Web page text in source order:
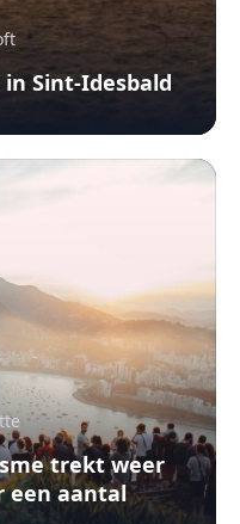
Sint-Idesbald
trekt weer
een aantal